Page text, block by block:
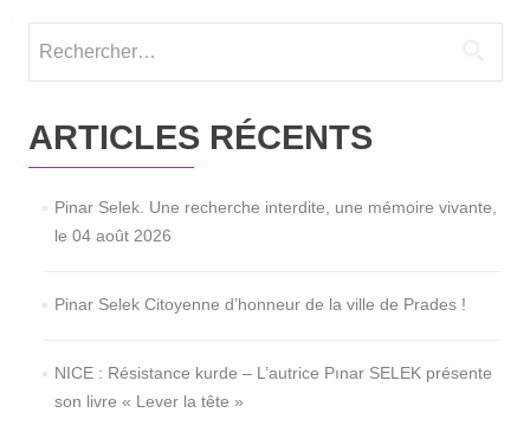
ARTICLES RÉCENTS
Pinar Selek. Une recherche interdite, une mémoire vivante,
le 04 août 2026
Pinar Selek Citoyenne d’honneur de la ville de Prades !
NICE : Résistance kurde – L’autrice Pınar SELEK présente
son livre « Lever la tête »